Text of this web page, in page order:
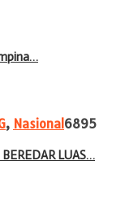
, Nasional 6895
LUAS…